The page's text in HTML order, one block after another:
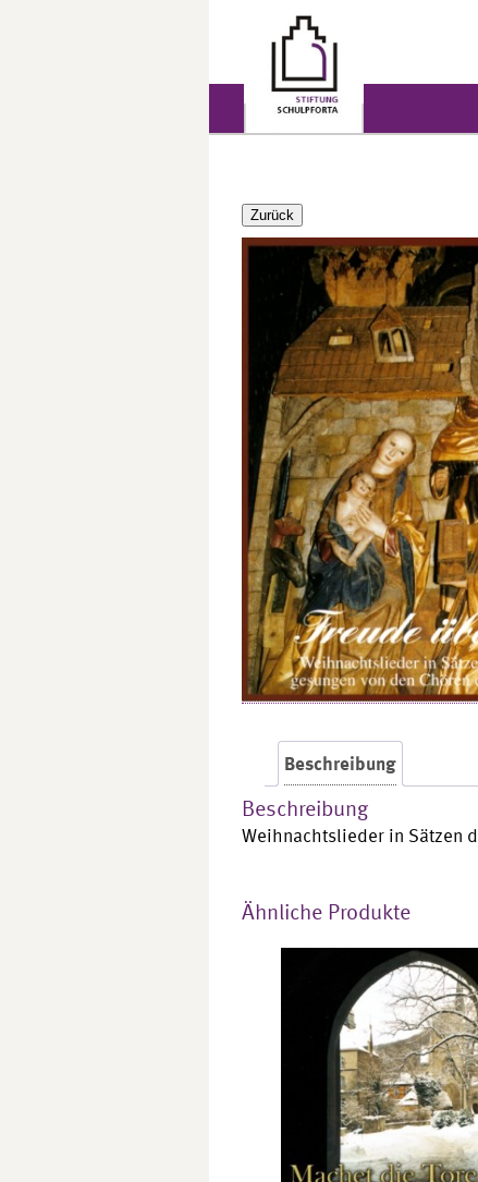
Zurück
Beschreibung
Beschreibung
Weihnachtslieder in Sätzen
Ähnliche Produkte